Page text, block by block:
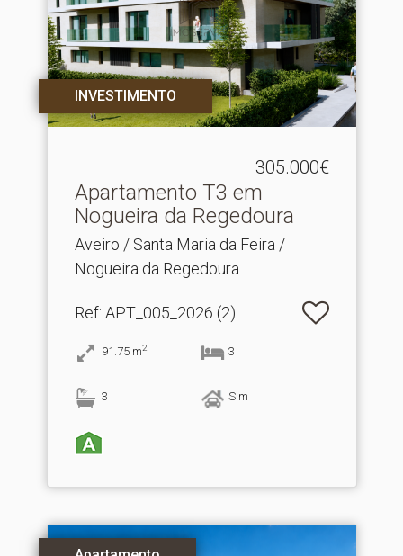
INVESTIMENTO
305.000€
Apartamento T3 em
Nogueira da Regedoura
Aveiro / Santa Maria da Feira /
Nogueira da Regedoura
Ref: APT_005_2026 (2)
91.75 m2 3
3 Sim